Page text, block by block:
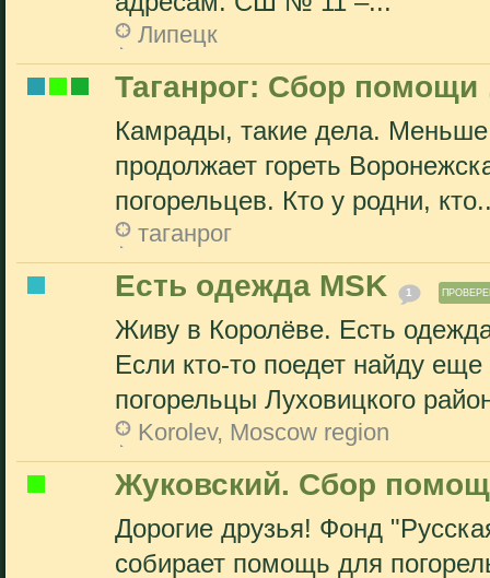
Липецк
Таганрог: Сбор помощи
Камрады, такие дела. Меньше
продолжает гореть
погорельцев. Кто у родни,
таганрог
Есть одежда MSK 1
Живу в Королёве. Есть
Если кто-то поедет найду
погорельцы Луховицкого
Korolev, Moscow region
Жуковский. Сбор
Дорогие друзья! Фонд
собирает помощь для